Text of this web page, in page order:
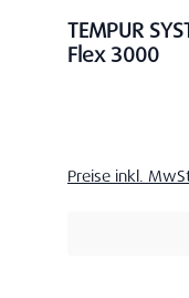
TEMPUR
Flex 3000
Preise inkl.